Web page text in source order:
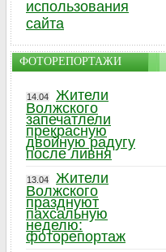
использования
сайта
ФОТОРЕПОРТАЖИ
14.04
Жители
Волжского
запечатлели
прекрасную
двойную радугу
после ливня
13.04
Жители
Волжского
празднуют
пахсальную
неделю:
фоторепортаж